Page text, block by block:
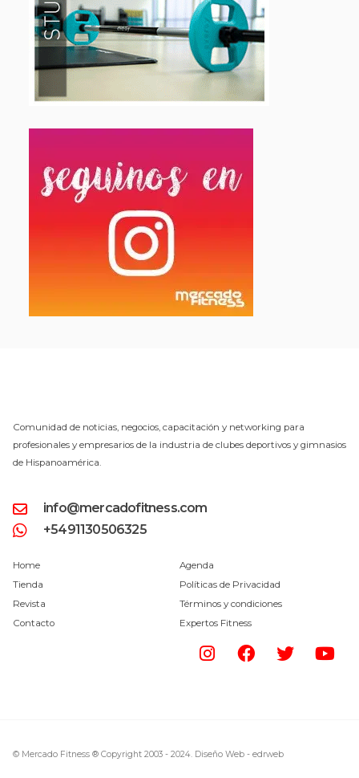
Comunidad de noticias, negocios, capacitación y networking para
profesionales y empresarios de la industria de clubes deportivos y gimnasios
de Hispanoamérica.
info@mercadofitness.com
+5491130506325
Home
Tienda
Revista
Contacto
Agenda
Políticas de Privacidad
Términos y condiciones
Expertos Fitness
© Mercado Fitness ® Copyright 2003 - 2024. Diseño Web - edrweb